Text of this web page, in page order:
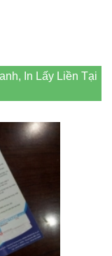
In Lấy Liền Tại